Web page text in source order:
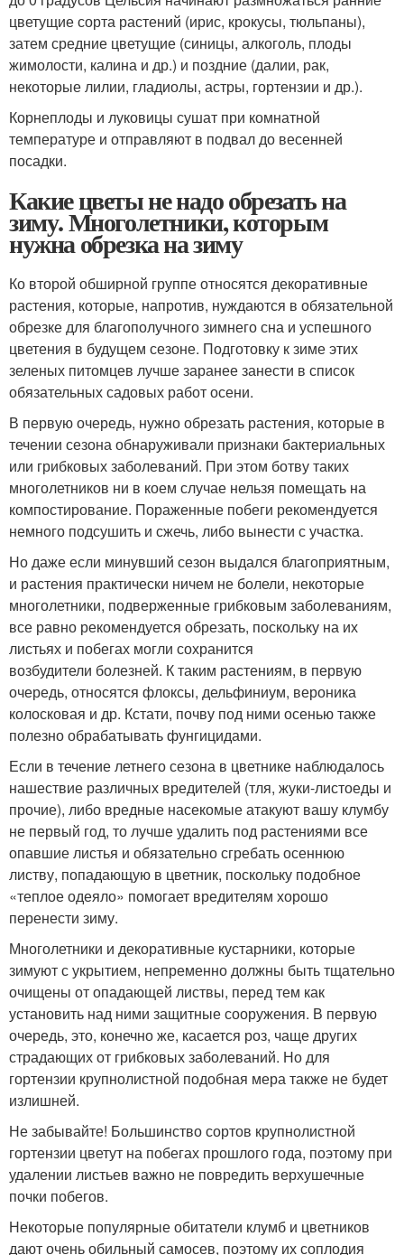
цветущие сорта растений (ирис, крокусы, тюльпаны),
затем средние цветущие (синицы, алкоголь, плоды
жимолости, калина и др.) и поздние (далии, рак,
некоторые лилии, гладиолы, астры, гортензии и др.).
Корнеплоды и луковицы сушат при комнатной
температуре и отправляют в подвал до весенней
посадки.
Какие цветы не надо обрезать на
зиму. Многолетники, которым
нужна обрезка на зиму
Ко второй обширной группе относятся декоративные
растения, которые, напротив, нуждаются в обязательной
обрезке для благополучного зимнего сна и успешного
цветения в будущем сезоне. Подготовку к зиме этих
зеленых питомцев лучше заранее занести в список
обязательных садовых работ осени.
В первую очередь, нужно обрезать растения, которые в
течении сезона обнаруживали признаки бактериальных
или грибковых заболеваний. При этом ботву таких
многолетников ни в коем случае нельзя помещать на
компостирование. Пораженные побеги рекомендуется
немного подсушить и сжечь, либо вынести с участка.
Но даже если минувший сезон выдался благоприятным,
и растения практически ничем не болели, некоторые
многолетники, подверженные грибковым заболеваниям,
все равно рекомендуется обрезать, поскольку на их
листьях и побегах могли сохранится
возбудители болезней. К таким растениям, в первую
очередь, относятся флоксы, дельфиниум, вероника
колосковая и др. Кстати, почву под ними осенью также
полезно обрабатывать фунгицидами.
Если в течение летнего сезона в цветнике наблюдалось
нашествие различных вредителей (тля, жуки-листоеды и
прочие), либо вредные насекомые атакуют вашу клумбу
не первый год, то лучше удалить под растениями все
опавшие листья и обязательно сгребать осеннюю
листву, попадающую в цветник, поскольку подобное
«теплое одеяло» помогает вредителям хорошо
перенести зиму.
Многолетники и декоративные кустарники, которые
зимуют с укрытием, непременно должны быть тщательно
очищены от опадающей листвы, перед тем как
установить над ними защитные сооружения. В первую
очередь, это, конечно же, касается роз, чаще других
страдающих от грибковых заболеваний. Но для
гортензии крупнолистной подобная мера также не будет
излишней.
Не забывайте! Большинство сортов крупнолистной
гортензии цветут на побегах прошлого года, поэтому при
удалении листьев важно не повредить верхушечные
почки побегов.
Некоторые популярные обитатели клумб и цветников
дают очень обильный самосев, поэтому их соплодия